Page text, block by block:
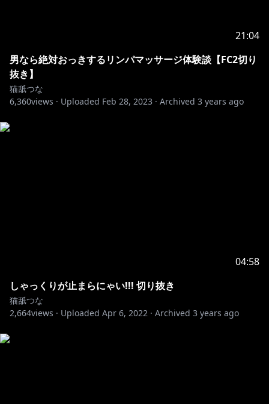
21:04
男なら絶対おっきするリンパマッサージ体験談【FC2切り
抜き】
猫舐つな
6,360views · Uploaded Feb 28, 2023 · Archived 3 years ago
04:58
しゃっくりが止まらにゃい!!! 切り抜き
猫舐つな
2,664views · Uploaded Apr 6, 2022 · Archived 3 years ago